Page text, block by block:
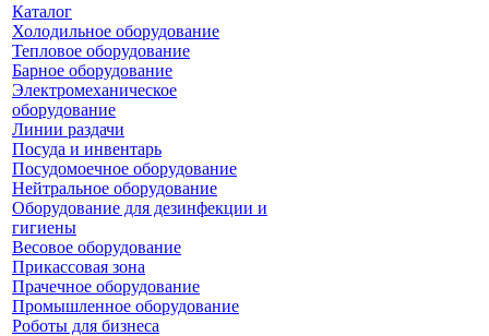
Каталог
Холодильное оборудование
Тепловое оборудование
Барное оборудование
Электромеханическое
оборудование
Линии раздачи
Посуда и инвентарь
Посудомоечное оборудование
Нейтральное оборудование
Оборудование для дезинфекции и
гигиены
Весовое оборудование
Прикассовая зона
Прачечное оборудование
Промышленное оборудование
Роботы для бизнеса